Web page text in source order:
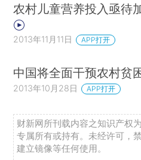
农村儿童营养投入亟待
2013年11月11日 APP打开
中国将全面干预农村贫
2013年10月28日 APP打开
财新网所刊载内容之知识产权
专属所有或持有。未经许可，
建立镜像等任何使用。